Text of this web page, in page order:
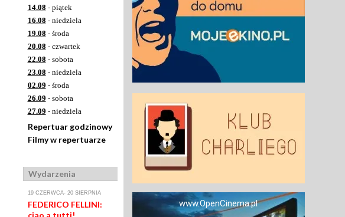
14.08 - piątek
16.08 - niedziela
19.08 - środa
20.08 - czwartek
22.08 - sobota
23.08 - niedziela
02.09 - środa
26.09 - sobota
27.09 - niedziela
Repertuar godzinowy
Filmy w repertuarze
Wydarzenia
19 CZERWCA- 20 SIERPNIA
FEDERICO FELLINI:
www.OpenCinema.pl